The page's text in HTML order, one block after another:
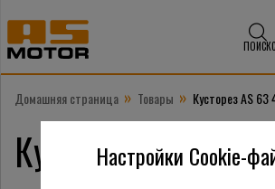
ПОИСК
Домашняя страница » Товары » Кусторез AS 63
Кусторез AS 63 4T
Настройки Cookie-